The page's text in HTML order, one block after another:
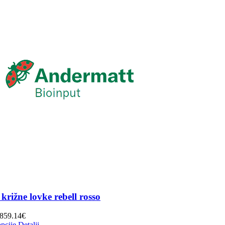
lovke rebell rosso
859.14€Raspon